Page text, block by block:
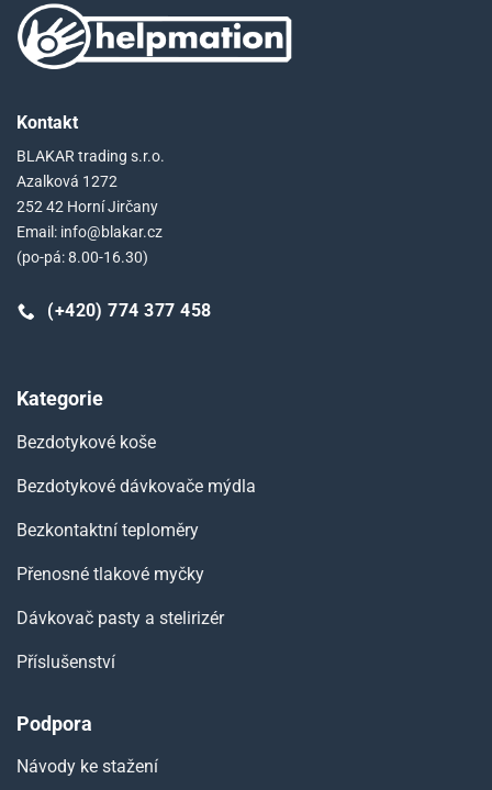
Kontakt
BLAKAR trading s.r.o.
Azalková 1272
252 42 Horní Jirčany
Email: info@blakar.cz
(po-pá: 8.00-16.30)
(+420) 774 377 458
Kategorie
Bezdotykové koše
Bezdotykové dávkovače mýdla
Bezkontaktní teploměry
Přenosné tlakové myčky
Dávkovač pasty a stelirizér
Příslušenství
Podpora
Návody ke stažení